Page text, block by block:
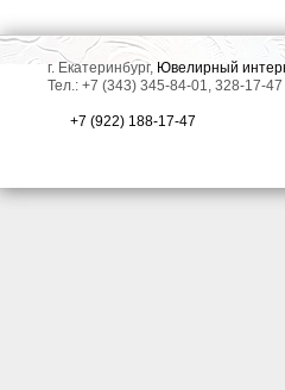
г. Екатеринбург, Ювелирный
Тел.: +7 (343) 345-84-01, 328-17-47
+7 (922) 188-17-47